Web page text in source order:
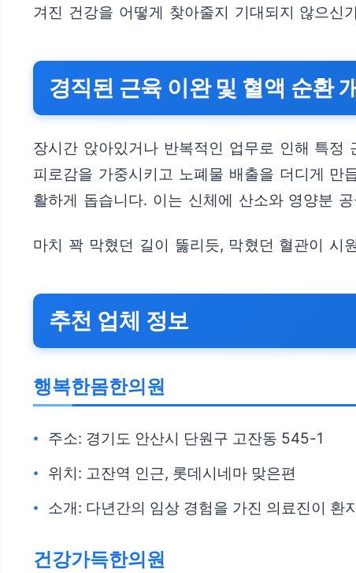
겨진 건강을 어떻게 찾아줄지 기대되지 않으신
경직된 근육 이완 및 혈액 순환
장시간 앉아있거나 반복적인 업무로 인해 특정
피로감을 가중시키고 노폐물 배출을 더디게 만
활하게 돕습니다. 이는 신체에 산소와 영양분
마치 꽉 막혔던 길이 뚫리듯, 막혔던 혈관이 시
추천 업체 정보
행복한몸한의원
주소: 경기도 안산시 단원구 고잔동 545-1
위치: 고잔역 인근, 롯데시네마 맞은편
소개: 다년간의 임상 경험을 가진 의료진이 환
건강가득한의원